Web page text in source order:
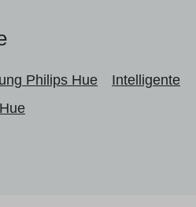
Philips Hue
Intelligente